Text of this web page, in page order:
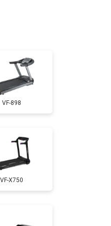
VF-898
VF-X750